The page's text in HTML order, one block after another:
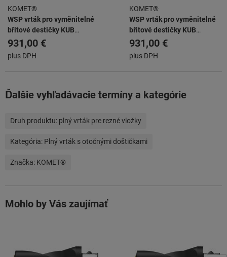
KOMET®
WSP vrták pro vyměnitelné
břitové destičky KUB
ABS63/W2942/45/90/R
931,00 €
plus DPH
KOMET®
WSP vrták pro vyměnitelné
břitové destičky KUB
ABS63/W2942/48/96/R
931,00 €
plus DPH
Ďalšie vyhľadávacie termíny a kategórie
Druh produktu: plný vrták pre rezné vložky
Kategória: Plný vrták s otočnými doštičkami
Značka: KOMET®
Mohlo by Vás zaujímať